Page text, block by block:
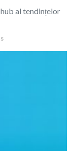
al tendințelor